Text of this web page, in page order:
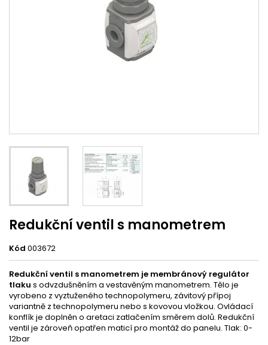
Redukční ventil s manometrem
Kód 003672
Redukční ventil s manometrem je membránový regulátor
tlaku s odvzdušněním a vestavěným manometrem. Tělo je
vyrobeno z vyztuženého technopolymeru, závitový přípoj
variantně z technopolymeru nebo s kovovou vložkou. Ovládací
konflík je doplněn o aretaci zatlačením směrem dolů. Redukční
ventil je zároveň opatřen maticí pro montáž do panelu. Tlak: 0-
12bar